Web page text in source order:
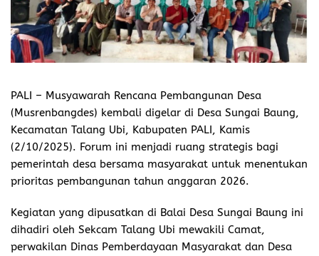
PALI – Musyawarah Rencana Pembangunan Desa
(Musrenbangdes) kembali digelar di Desa Sungai Baung,
Kecamatan Talang Ubi, Kabupaten PALI, Kamis
(2/10/2025). Forum ini menjadi ruang strategis bagi
pemerintah desa bersama masyarakat untuk menentukan
prioritas pembangunan tahun anggaran 2026.
Kegiatan yang dipusatkan di Balai Desa Sungai Baung ini
dihadiri oleh Sekcam Talang Ubi mewakili Camat,
perwakilan Dinas Pemberdayaan Masyarakat dan Desa